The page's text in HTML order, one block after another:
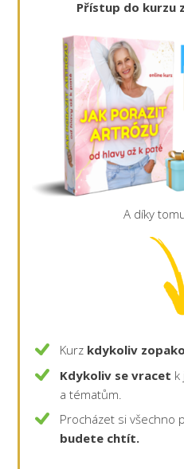
Přístup do kurzu
A díky
Kurz kdykoliv
Kdykoliv se vracet k
a tématům.
Procházet si všechno
budete chtít.